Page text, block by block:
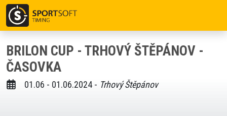
BRILON CUP - TRHOVÝ ŠTĚPÁNOV -
ČASOVKA
01.06 - 01.06.2024 - Trhový Štěpánov